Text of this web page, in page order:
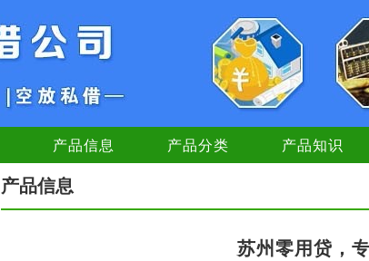
产品信息 产品分类 产品知识
产品信息
苏州零用贷，